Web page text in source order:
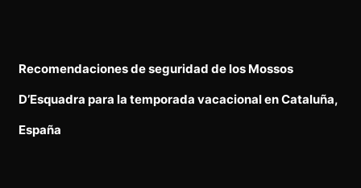
Recomendaciones de seguridad de los Mossos
D’Esquadra para la temporada vacacional en Cataluña,
España